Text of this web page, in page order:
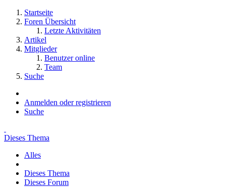
Startseite
Foren Übersicht
Letzte Aktivitäten
Artikel
Mitglieder
Benutzer online
Team
Suche
Anmelden oder registrieren
Suche
Dieses Thema
Alles
Dieses Thema
Dieses Forum